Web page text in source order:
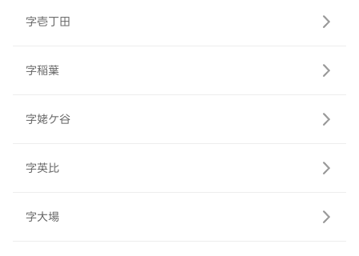
字壱丁田
字稲葉
字姥ケ谷
字英比
字大場